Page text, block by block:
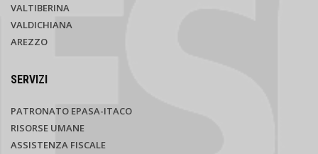
VALTIBERINA
VALDICHIANA
AREZZO
SERVIZI
PATRONATO EPASA-ITACO
RISORSE UMANE
ASSISTENZA FISCALE